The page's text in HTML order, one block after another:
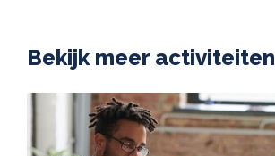
Bekijk meer activiteiten